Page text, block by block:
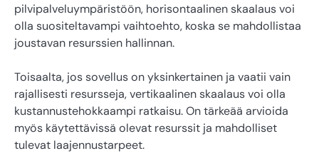
pilvipalveluympäristöön, horisontaalinen skaalaus voi
olla suositeltavampi vaihtoehto, koska se mahdollistaa
joustavan resurssien hallinnan.
Toisaalta, jos sovellus on yksinkertainen ja vaatii vain
rajallisesti resursseja, vertikaalinen skaalaus voi olla
kustannustehokkaampi ratkaisu. On tärkeää arvioida
myös käytettävissä olevat resurssit ja mahdolliset
tulevat laajennustarpeet.